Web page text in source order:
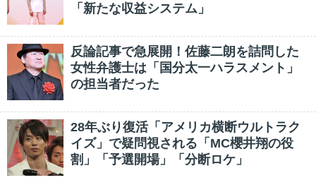
「新たな収益システム」
反論記事で急展開！佐藤二朗を詰問した
女性弁護士は「国分太一ハラスメント」
の担当者だった
28年ぶり復活「アメリカ横断ウルトラク
イズ」で疑問視される「MC櫻井翔の役
割」「予選開場」「分断ロケ」